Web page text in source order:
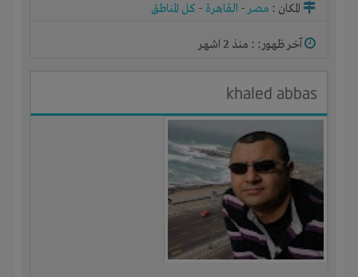
المكان : مصر- القاهرة - كل المناطق
آخر ظهور: : منذ 2 اشهر
khaled abbas